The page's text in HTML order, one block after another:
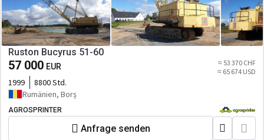
Ruston Bucyrus 51-60
57 000 EUR
≈ 53 370 CHF
≈ 65 674 USD
1999
8800 Std.
Rumänien, Borș
AGROSPRINTER
Anfrage senden